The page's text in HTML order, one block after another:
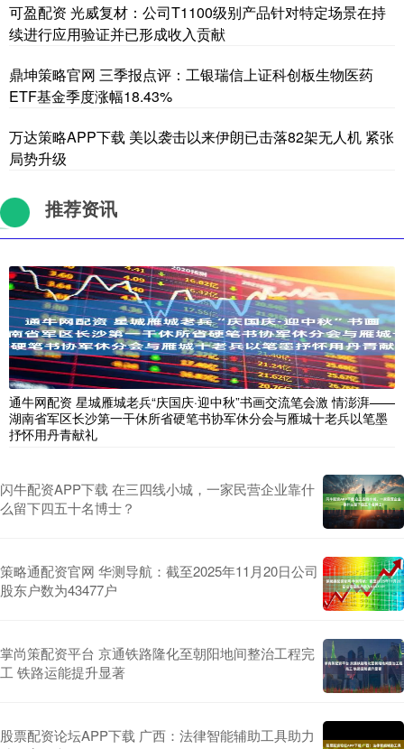
可盈配资 光威复材：公司T1100级别产品针对特定场景在持
续进行应用验证并已形成收入贡献
鼎坤策略官网 三季报点评：工银瑞信上证科创板生物医药
ETF基金季度涨幅18.43%
万达策略APP下载 美以袭击以来伊朗已击落82架无人机 紧张
局势升级
推荐资讯
通牛网配资 星城雁城老兵“庆国庆·迎中秋”书画交流笔会激 情澎湃——
湖南省军区长沙第一干休所省硬笔书协军休分会与雁城十老兵以笔墨
抒怀用丹青献礼
闪牛配资APP下载 在三四线小城，一家民营企业靠什
么留下四五十名博士？
策略通配资官网 华测导航：截至2025年11月20日公司
股东户数为43477户
掌尚策配资平台 京通铁路隆化至朝阳地间整治工程完
工 铁路运能提升显著
股票配资论坛APP下载 广西：法律智能辅助工具助力